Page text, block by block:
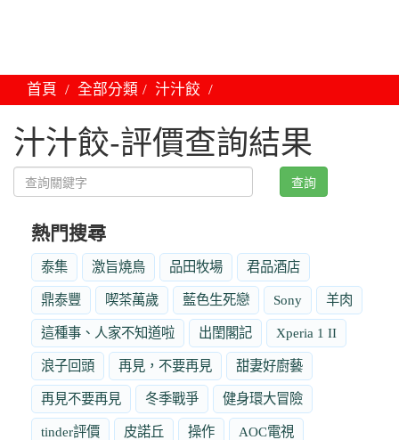
首頁 全部分類 汁汁餃
汁汁餃-評價查詢結果
查詢
熱門搜尋
泰集 激旨燒鳥 品田牧場 君品酒店
鼎泰豐 喫茶萬歲 藍色生死戀 Sony 羊肉
這種事、人家不知道啦 出閨閣記 Xperia 1 II
浪子回頭 再見，不要再見 甜妻好廚藝
再見不要再見 冬季戰爭 健身環大冒險
tinder評價 皮諾丘 操作 AOC電視